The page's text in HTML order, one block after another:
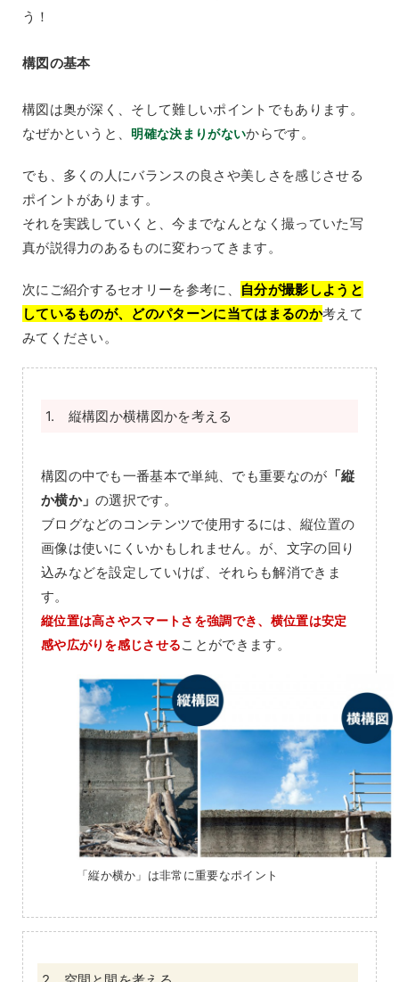
う！
構図の基本
構図は奥が深く、そして難しいポイントでもあります。
なぜかというと、 明確な決まりがないからです。
でも、多くの人にバランスの良さや美しさを感じさせる
ポイントがあります。
それを実践していくと、今までなんとなく撮っていた写
真が説得力のあるものに変わってきます。
次にご紹介するセオリーを参考に、
自分が撮影しようと
しているものが、どのパターンに当てはまるのか考えて
みてください。
1. 縦構図か横構図かを考える
構図の中でも一番基本で単純、でも重要なのが 「縦
か横か」の選択です。
ブログなどのコンテンツで使用するには、縦位置の
画像は使いにくいかもしれません。が、文字の回り
込みなどを設定していけば、それらも解消できま
す。
縦位置は高さやスマートさを強調でき、横位置は安定
感や広がりを感じさせることができます。
「縦か横か」は非常に重要なポイント